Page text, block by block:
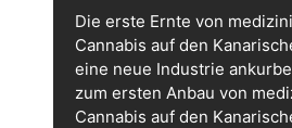
Die erste Ernte von
Cannabis auf den
eine neue Industrie
zum ersten Anbau von
Cannabis auf den